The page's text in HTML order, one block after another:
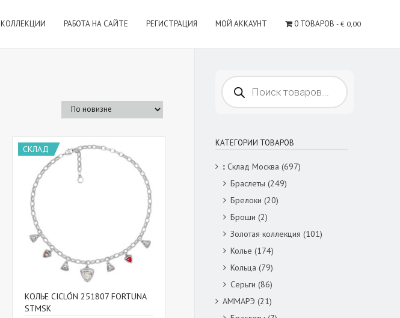
КОЛЛЕКЦИИ РАБОТА НА САЙТЕ РЕГИСТРАЦИЯ МОЙ АККАУНТ 0 ТОВАРОВ € 0,00
СКЛАД
КОЛЬЕ CICLÓN 251807 FORTUNA
STMSK
Поиск
товаров
КАТЕГОРИИ ТОВАРОВ
:: Склад Москва (697)
Браслеты (249)
Брелоки (20)
Броши (2)
Золотая коллекция (101)
Колье (174)
Кольца (79)
Серьги (86)
АММАРЭ (21)